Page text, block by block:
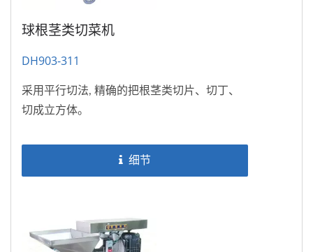
球根茎类切菜机
DH903-311
采用平行切法, 精确的把根茎类切片、切丁、
切成立方体。
细节